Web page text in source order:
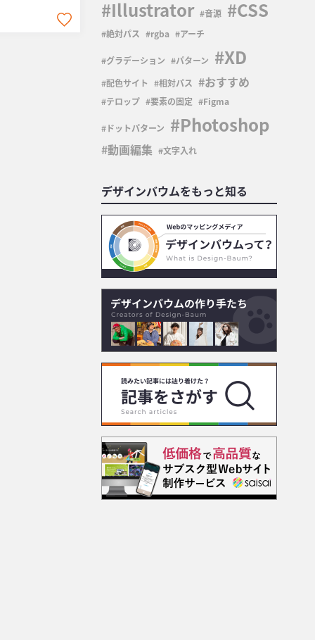
Illustrator 音源 CSS
絶対パス rgba アーチ
グラデーション パターン XD
配色サイト 相対パス おすすめ
テロップ 要素の固定 Figma
ドットパターン Photoshop
動画編集 文字入れ
デザインバウムをもっと知る